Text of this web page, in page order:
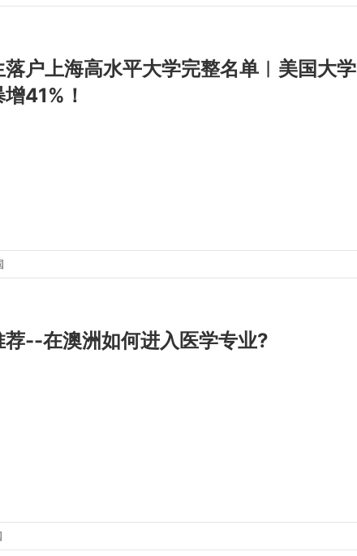
落户上海高水平大学完整名单︱美国大学
41%！
荐--在澳洲如何进入医学专业?